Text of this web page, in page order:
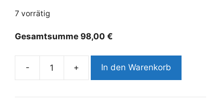
7 vorrätig
Gesamtsumme 98,00 €
-
Coffee-
Einweg-
+ In den Warenkorb